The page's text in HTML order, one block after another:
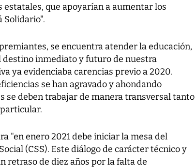
estatales, que apoyarían a aumentar los
Solidario".
se encuentra atender la educación,
inmediato y futuro de nuestra
ya evidenciaba carencias previo a 2020.
se han agravado y ahondando
se deben trabajar de manera transversal tanto
"en enero 2021 debe iniciar la mesa del
(CSS). Este diálogo de carácter técnico y
retraso de diez años por la falta de